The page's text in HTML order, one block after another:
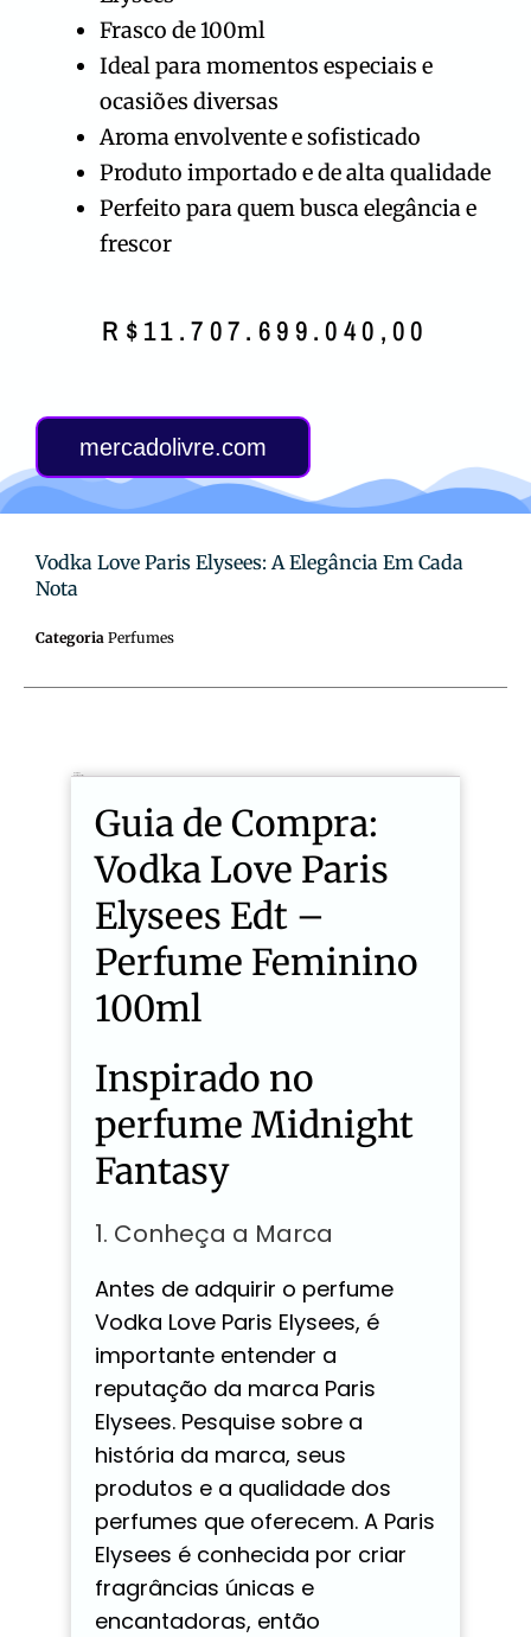
Frasco de 100ml
Ideal para momentos especiais e
ocasiões diversas
Aroma envolvente e sofisticado
Produto importado e de alta qualidade
Perfeito para quem busca elegância e
frescor
R$11.707.699.040,00
mercadolivre.com
Vodka Love Paris Elysees: A Elegância Em Cada
Nota
Categoria Perfumes
Guia de Compra:
Vodka Love Paris
Elysees Edt –
Perfume Feminino
100ml
Inspirado no
perfume Midnight
Fantasy
1. Conheça a Marca
Antes de adquirir o perfume
Vodka Love Paris Elysees, é
importante entender a
reputação da marca Paris
Elysees. Pesquise sobre a
história da marca, seus
produtos e a qualidade dos
perfumes que oferecem. A Paris
Elysees é conhecida por criar
fragrâncias únicas e
encantadoras, então